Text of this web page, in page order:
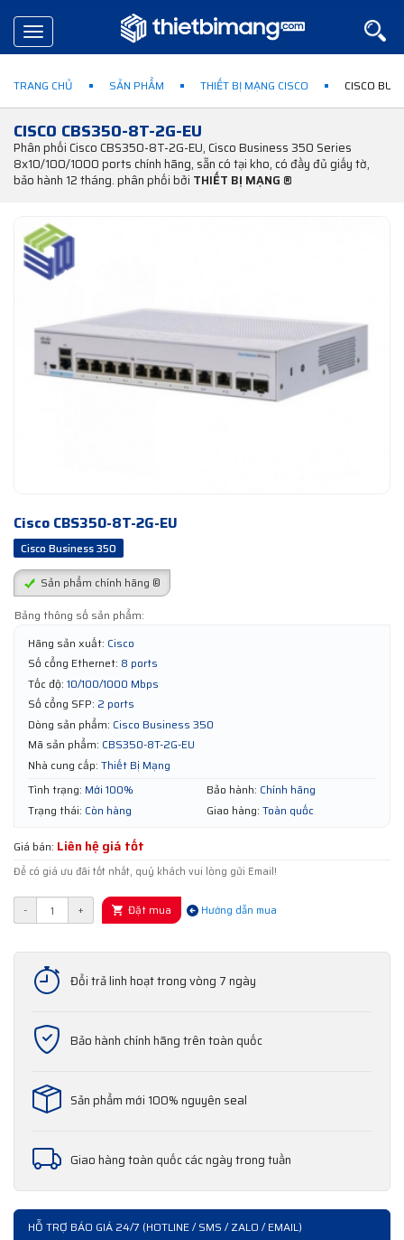
Toggle
navigation
TRANG CHỦ SẢN PHẨM THIẾT BỊ MẠNG CISCO CISCO
CISCO CBS350-8T-2G-EU
Phân phối Cisco CBS350-8T-2G-EU, Cisco Business 350 Series
8x10/100/1000 ports chính hãng, sẵn có tại kho, có đầy đủ giấy tờ,
bảo hành 12 tháng. phân phối bởi THIẾT BỊ MẠNG ®
Cisco CBS350-8T-2G-EU
Cisco Business 350
Sản phẩm chính hãng ®
Bảng thông số sản phẩm:
Hãng sản xuất: Cisco
Số cổng Ethernet: 8 ports
Tốc độ: 10/100/1000 Mbps
Số cổng SFP: 2 ports
Dòng sản phẩm: Cisco Business 350
Mã sản phẩm: CBS350-8T-2G-EU
Nhà cung cấp: Thiết Bị Mạng
Tình trạng: Mới 100% Bảo hành: Chính hãng
Trạng thái: Còn hàng Giao hàng: Toàn quốc
Giá bán: Liên hệ giá tốt
Để có giá ưu đãi tốt nhất, quý khách vui lòng gửi Email!
- + Đặt mua Hướng dẫn mua
Đổi trả linh hoạt trong vòng 7 ngày
Bảo hành chính hãng trên toàn quốc
Sản phẩm mới 100% nguyên seal
Giao hàng toàn quốc các ngày trong tuần
HỖ TRỢ BÁO GIÁ 24/7 (HOTLINE / SMS / ZALO / EMAIL)